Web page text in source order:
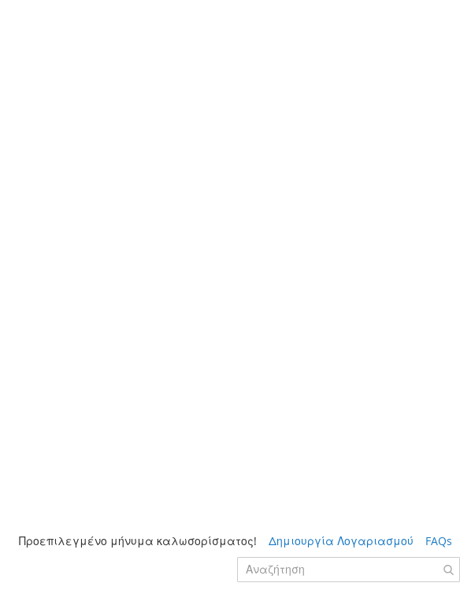
Προεπιλεγμένο μήνυμα καλωσορίσματος! Δημιουργία Λογαριασμού FAQs